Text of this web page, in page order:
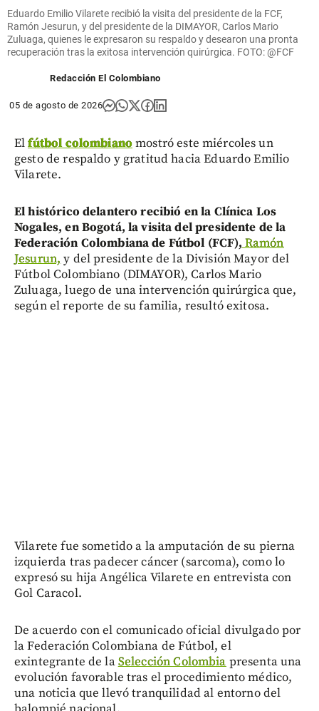
Eduardo Emilio Vilarete recibió la visita del presidente de la FCF,
Ramón Jesurun, y del presidente de la DIMAYOR, Carlos Mario
Zuluaga, quienes le expresaron su respaldo y desearon una pronta
recuperación tras la exitosa intervención quirúrgica. FOTO: @FCF
Redacción El Colombiano
05 de agosto de 2026
Elfútbol colombianomostró este miércoles un
gesto de respaldo y gratitud hacia Eduardo Emilio
Vilarete.
El histórico delantero recibió en la Clínica Los
Nogales, en Bogotá, la visita del presidente de la
Federación Colombiana de Fútbol (FCF), Ramón
Jesurun, y del presidente de la División Mayor del
Fútbol Colombiano (DIMAYOR), Carlos Mario
Zuluaga, luego de una intervención quirúrgica que,
según el reporte de su familia, resultó exitosa.
Vilarete fue sometido a la amputación de su pierna
izquierda tras padecer cáncer (sarcoma), como lo
expresó su hija Angélica Vilarete en entrevista con
Gol Caracol.
De acuerdo con el comunicado oficial divulgado por
la Federación Colombiana de Fútbol, el
exintegrante de laSelección Colombia presenta una
evolución favorable tras el procedimiento médico,
una noticia que llevó tranquilidad al entorno del